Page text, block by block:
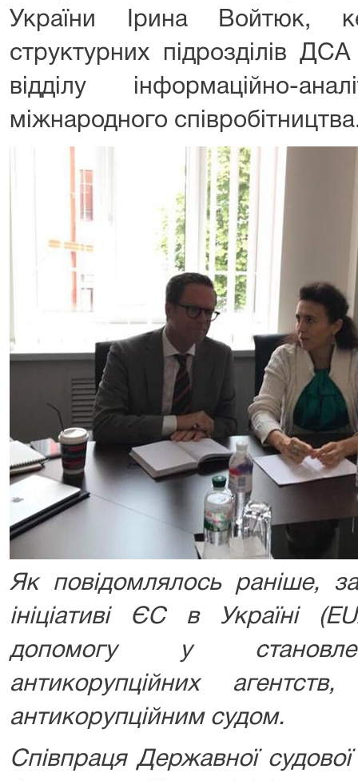
України Ірина Войтюк,
структурних підрозділів
відділу інформаційно-
міжнародного
Як повідомлялось раніше, з
ініціативі ЄС в Україні
допомогу у
антикорупційних
антикорупційним судом.
Співпраця Державної судової